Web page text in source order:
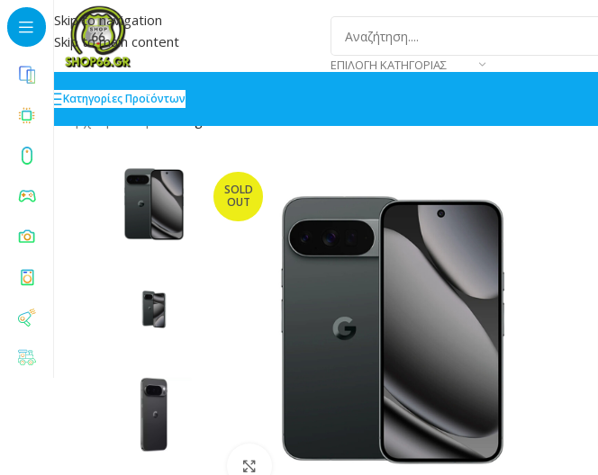
Skip to navigation
Skip to main content
ΕΠΙΛΟΓΉ ΚΑΤΗΓΟΡΊΑΣ
Κατηγορίες Προϊόντων
SOLD
OUT
Κάντε κλικ για μεγέθυνση